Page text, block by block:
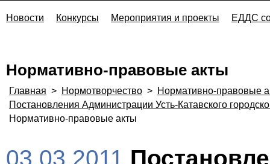
Новости Конкурсы Мероприятия и проекты ЕДДС
Нормативно-правовые акты
Главная > Нормотворчество > Нормативно-правовые
Постановления Администрации Усть-Катавского
Нормативно-правовые акты
03.03.2011